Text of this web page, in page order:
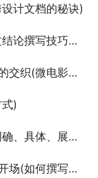
计文档的秘诀)
与要点深度剖析)
巧与实例深度探讨)
)
体、展示优势)
教师自我介绍范文)